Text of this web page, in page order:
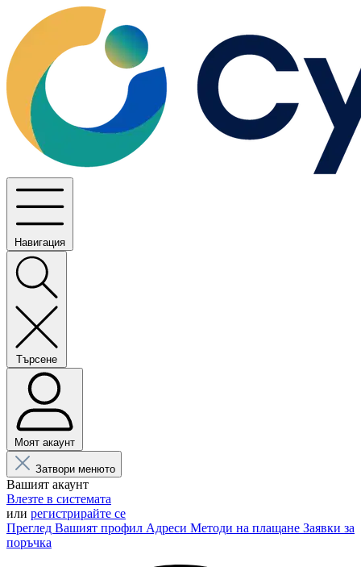
Навигация
Търсене
Моят акаунт
Затвори менюто
Вашият акаунт
Влезте в системата
или регистрирайте се
Преглед Вашият профил Адреси Методи на плащане Заявки за
поръчка